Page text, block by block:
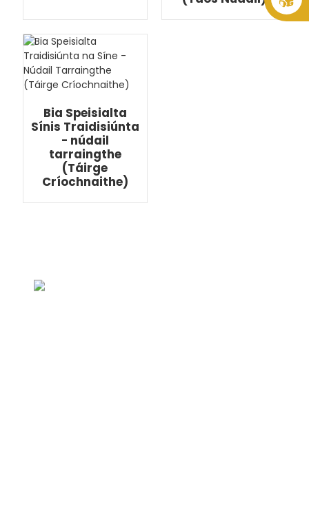
Bia Speisialta
Sínis Traidisiúnta
- núdail
tarraingthe
(Táirge
Críochnaithe)